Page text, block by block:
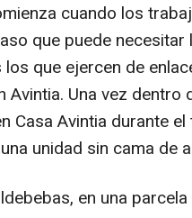
cuando los
que puede
que ejercen de
Avintia. Una vez
Casa Avintia durante
unidad sin cama de
en una